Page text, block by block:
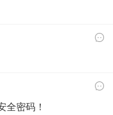
全密码！